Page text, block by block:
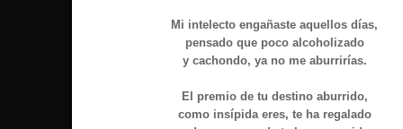
Mi intelecto engañaste aquellos días,
pensado que poco alcoholizado
y cachondo, ya no me aburrirías.
El premio de tu destino aburrido,
como insípida eres, te ha regalado